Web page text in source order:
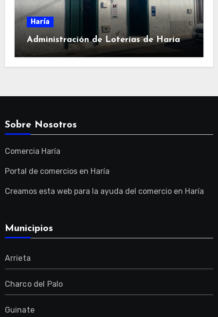
Haría
Administración de Loterías de Haría
Sobre Nosotros
Comercia Haría
Portal de comercios en Haría
Creamos esta web para la ayuda del comercio en Haría
Municipios
Arrieta
Charco del Palo
Guinate